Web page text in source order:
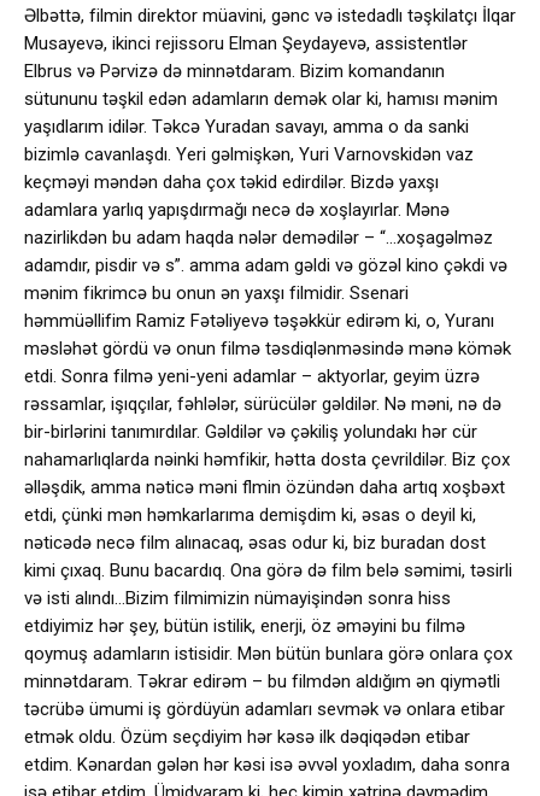
Əlbəttə, filmin direktor müavini, gənc və istedadlı təşkilatçı İlqar
Musayevə, ikinci rejissoru Elman Şeydayevə, assistentlər
Elbrus və Pərvizə də minnətdaram. Bizim komandanın
sütununu təşkil edən adamların demək olar ki, hamısı mənim
yaşıdlarım idilər. Təkcə Yuradan savayı, amma o da sanki
bizimlə cavanlaşdı. Yeri gəlmişkən, Yuri Varnovskidən vaz
keçməyi məndən daha çox təkid edirdilər. Bizdə yaxşı
adamlara yarlıq yapışdırmağı necə də xoşlayırlar. Mənə
nazirlikdən bu adam haqda nələr demədilər – “…xoşagəlməz
adamdır, pisdir və s”. amma adam gəldi və gözəl kino çəkdi və
mənim fikrimcə bu onun ən yaxşı filmidir. Ssenari
həmmüəllifim Ramiz Fətəliyevə təşəkkür edirəm ki, o, Yuranı
məsləhət gördü və onun filmə təsdiqlənməsində mənə kömək
etdi. Sonra filmə yeni-yeni adamlar – aktyorlar, geyim üzrə
rəssamlar, işıqçılar, fəhlələr, sürücülər gəldilər. Nə məni, nə də
bir-birlərini tanımırdılar. Gəldilər və çəkiliş yolundakı hər cür
nahamarlıqlarda nəinki həmfikir, hətta dosta çevrildilər. Biz çox
əlləşdik, amma nəticə məni flmin özündən daha artıq xoşbəxt
etdi, çünki mən həmkarlarıma demişdim ki, əsas o deyil ki,
nəticədə necə film alınacaq, əsas odur ki, biz buradan dost
kimi çıxaq. Bunu bacardıq. Ona görə də film belə səmimi, təsirli
və isti alındı…Bizim filmimizin nümayişindən sonra hiss
etdiyimiz hər şey, bütün istilik, enerji, öz əməyini bu filmə
qoymuş adamların istisidir. Mən bütün bunlara görə onlara çox
minnətdaram. Təkrar edirəm – bu filmdən aldığım ən qiymətli
təcrübə ümumi iş gördüyün adamları sevmək və onlara etibar
etmək oldu. Özüm seçdiyim hər kəsə ilk dəqiqədən etibar
etdim. Kənardan gələn hər kəsi isə əvvəl yoxladım, daha sonra